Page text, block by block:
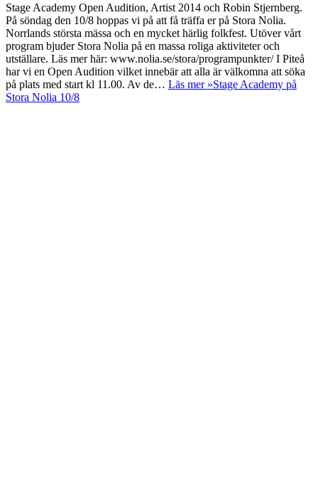
Stage Academy Open Audition, Artist 2014 och Robin Stjernberg.
På söndag den 10/8 hoppas vi på att få träffa er på Stora Nolia.
Norrlands största mässa och en mycket härlig folkfest. Utöver vårt
program bjuder Stora Nolia på en massa roliga aktiviteter och
utställare. Läs mer här: www.nolia.se/stora/programpunkter/ I Piteå
har vi en Open Audition vilket innebär att alla är välkomna att söka
på plats med start kl 11.00. Av de… Läs mer »Stage Academy på
Stora Nolia 10/8